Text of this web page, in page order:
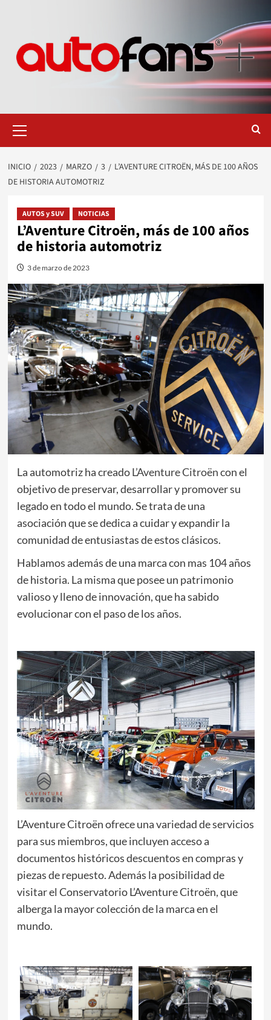
primario
INICIO 2023 MARZO 3
L’AVENTURE CITROËN, MÁS DE 100 AÑOS
DE HISTORIA AUTOMOTRIZ
AUTOS y SUV NOTICIAS
L’Aventure Citroën, más de 100 años
de historia automotriz
3 de marzo de 2023
La automotriz ha creadoL’Aventure Citroëncon el
objetivo de preservar, desarrollar y promover su
legado en todo el mundo. Se trata de una
asociación que se dedica a cuidar y expandir la
comunidad de entusiastas de estos clásicos.
Hablamos además de una marca con mas 104 años
de historia. La misma que posee un patrimonio
valioso y lleno de innovación, que ha sabido
evolucionar con el paso de los años.
L’Aventure Citroën ofrece una variedad de servicios
para sus miembros, que incluyen acceso a
documentos históricos descuentos en compras y
piezas de repuesto. Además la posibilidad de
visitar el Conservatorio L’Aventure Citroën, que
alberga la mayor colección de la marca en el
mundo.